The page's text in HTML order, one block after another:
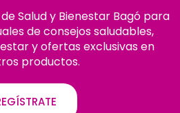
Salud y Bienestar Bagó para
de consejos saludables,
y ofertas exclusivas en
productos.